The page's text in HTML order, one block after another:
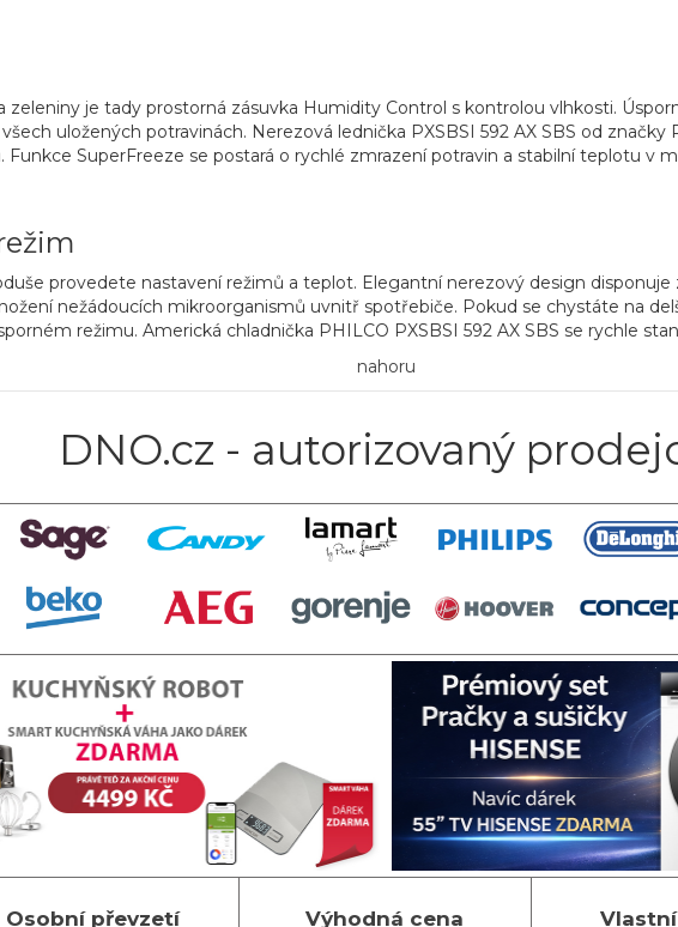
zeleniny je tady prostorná zásuvka Humidity Control s kontrolou vlhkosti.
uložených potravinách. Nerezová lednička PXSBSI 592 AX SBS od značky
Funkce SuperFreeze se postará o rychlé zmrazení potravin a stabilní teplotu v
provedete nastavení režimů a teplot. Elegantní nerezový design
nežádoucích mikroorganismů uvnitř spotřebiče. Pokud se chystáte na
režimu. Americká chladnička PHILCO PXSBSI 592 AX SBS se rychle
nahoru
DNO.cz - autorizovaný
Osobní převzetí Výhodná cena